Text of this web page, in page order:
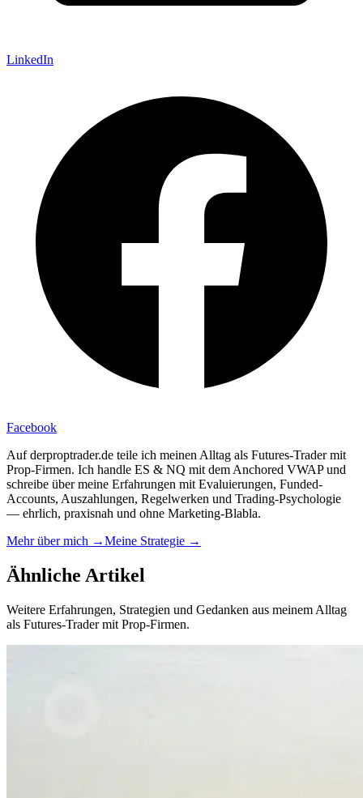
LinkedIn
Facebook
Auf derproptrader.de teile ich meinen Alltag als Futures-Trader mit
Prop-Firmen. Ich handle ES & NQ mit dem Anchored VWAP und
schreibe über meine Erfahrungen mit Evaluierungen, Funded-
Accounts, Auszahlungen, Regelwerken und Trading-Psychologie
— ehrlich, praxisnah und ohne Marketing-Blabla.
Mehr über mich →Meine Strategie →
Ähnliche Artikel
Weitere Erfahrungen, Strategien und Gedanken aus meinem Alltag
als Futures-Trader mit Prop-Firmen.